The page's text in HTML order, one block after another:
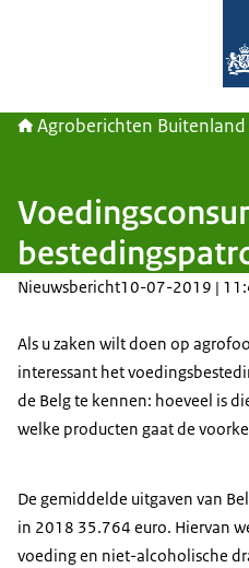
Agroberichten Buitenland
Nieuwsbericht10-07-2019 |
Als u zaken wilt doen op
interessant het
de Belg te kennen: hoeveel is
welke producten gaat de
De gemiddelde uitgaven van
in 2018 35.764 euro. Hiervan
voeding en niet-alcoholische